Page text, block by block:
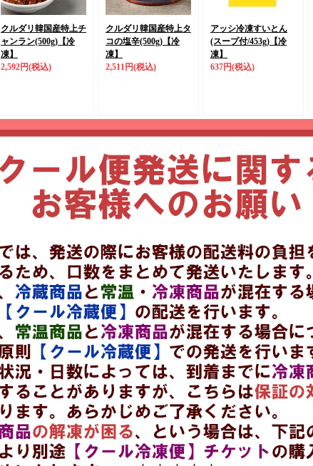
クルダリ韓国産特上チ
ャンラン(500g) 【冷
凍】
2,592円(税込)
クルダリ韓国産特上タ
コの塩辛(500g) 【冷
凍】
2,511円(税込)
アッシ冷凍すいとん
(スープ付/453g) 【冷
凍】
637円(税込)